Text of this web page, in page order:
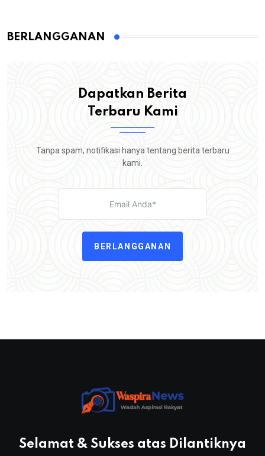
BERLANGGANAN
Dapatkan Berita
Terbaru Kami
Tanpa spam, notifikasi hanya tentang berita terbaru
kami.
BERLANGGANAN
Selamat & Sukses atas Dilantiknya